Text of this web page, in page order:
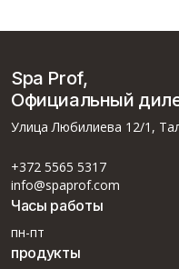
Spa Prof,
Официальный
Улица Любилиева 12/1,
+372 5565 5317
info@spaprof.com
Часы работы
пн-пт
продукты